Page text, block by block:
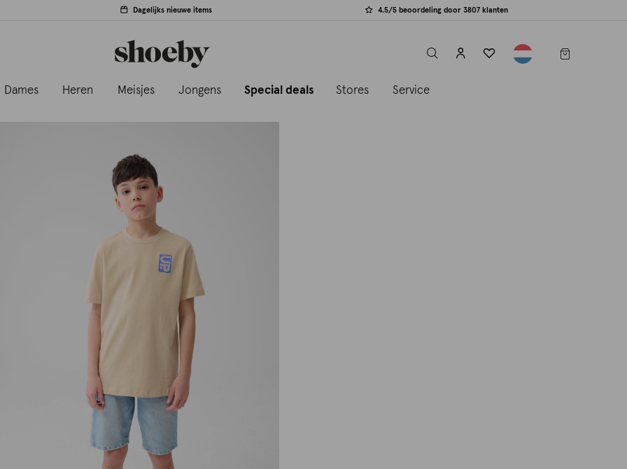
Dagelijks nieuwe items 4.5/5 beoordeling door 3807 klanten
label.header.toggle
Dames Heren Meisjes Jongens Special deals Stores Service